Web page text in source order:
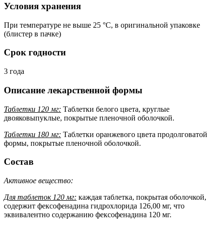
Условия хранения
При температуре не выше 25 °C, в оригинальной упаковке
(блистер в пачке)
Срок годности
3 года
Описание лекарственной формы
Таблетки 120 мг: Таблетки белого цвета, круглые
двояковыпуклые, покрытые пленочной оболочкой.
Таблетки 180 мг: Таблетки оранжевого цвета продолговатой
формы, покрытые пленочной оболочкой.
Состав
Активное вещество:
Для таблеток 120 мг: каждая таблетка, покрытая оболочкой,
содержит фексофенадина гидрохлорида 126,00 мг, что
эквивалентно содержанию фексофенадина 120 мг.